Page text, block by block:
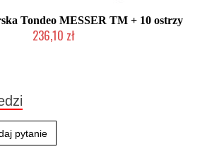
Tondeo MESSER TM + 10 ostrzy
236,10 zł
pytanie